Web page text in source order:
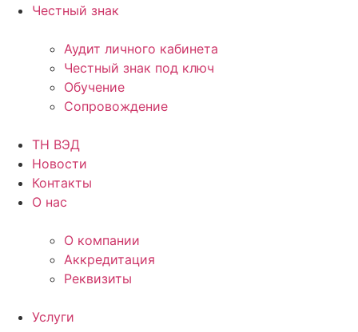
Честный знак
Аудит личного кабинета
Честный знак под ключ
Обучение
Сопровождение
ТН ВЭД
Новости
Контакты
О нас
О компании
Аккредитация
Реквизиты
Услуги